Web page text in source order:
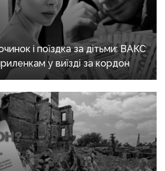
і поїздка за дітьми: ВАКС
у виїзді за кордон